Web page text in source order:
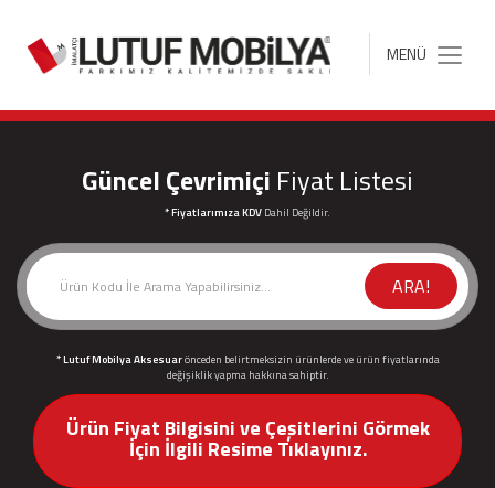
MENÜ
Güncel Çevrimiçi Fiyat Listesi
* Fiyatlarımıza KDV Dahil Değildir.
ARA!
* Lutuf Mobilya Aksesuarönceden belirtmeksizin ürünlerde ve ürün fiyatlarında
değişiklik yapma hakkına sahiptir.
Ürün Fiyat Bilgisini ve Çeşitlerini Görmek
İçin İlgili Resime Tıklayınız.